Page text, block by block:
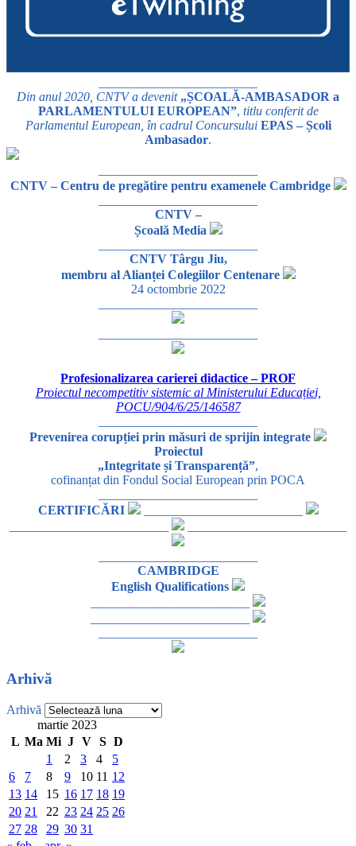
Din anul 2020, CNTV a devenit „ȘCOALĂ-AMBASADOR a
PARLAMENTULUI EUROPEAN”, titlu conferit de
Parlamentul European, în cadrul Concursului EPAS – Școli
Ambasador.
CNTV – Centru de pregătire pentru examenele Cambridge
CNTV –
Școală Media
CNTV Târgu Jiu,
membru al Alianței Colegiilor Centenare
24 octombrie 2022
Profesionalizarea carierei didactice – PROF
Proiectul necompetitiv sistemic al Ministerului Educației,
POCU/904/6/25/146587
Prevenirea corupției prin măsuri de sprijin integrate
Proiectul
„Integritate și Transparență”,
cofinanțat din Fondul Social European prin POCA
CERTIFICĂRI
_________________________
CAMBRIDGE
English Qualifications
Arhivă
Arhivă
martie 2023
L Ma Mi J V S D
1
2 3 4
5
6
7 8 9 10 11 12
13 14 15 16 17 18 19
20 21 22 23 24 25 26
27 28 29 30 31